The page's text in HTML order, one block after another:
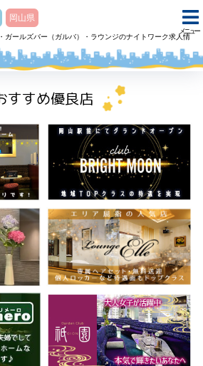
メニュー
トワーク
岡山県
ガールズバー（ガルバ）・ラウンジのナイトワーク求人情
ミのアルバイト・求人
すすめ優良店